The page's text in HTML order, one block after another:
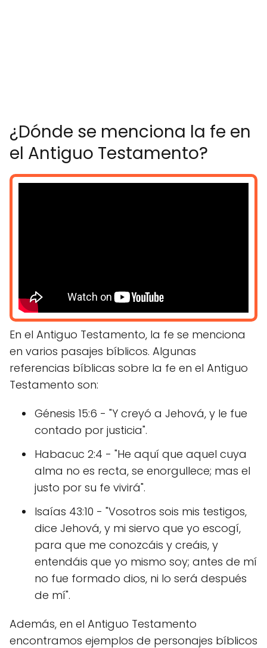
¿Dónde se menciona la fe en
el Antiguo Testamento?
En el Antiguo Testamento, la fe se menciona
en varios pasajes bíblicos. Algunas
referencias bíblicas sobre la fe en el Antiguo
Testamento son:
Génesis 15:6 - "Y creyó a Jehová, y le fue
contado por justicia".
Habacuc 2:4 - "He aquí que aquel cuya
alma no es recta, se enorgullece; mas el
justo por su fe vivirá".
Isaías 43:10 - "Vosotros sois mis testigos,
dice Jehová, y mi siervo que yo escogí,
para que me conozcáis y creáis, y
entendáis que yo mismo soy; antes de mí
no fue formado dios, ni lo será después
de mí".
Además, en el Antiguo Testamento
encontramos ejemplos de personajes bíblicos